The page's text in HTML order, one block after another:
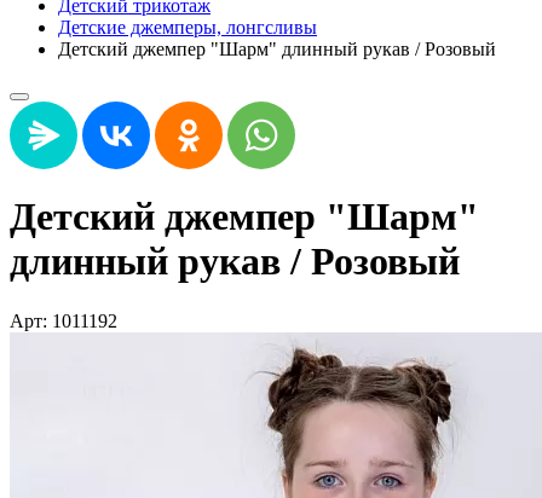
Детский трикотаж
Детские джемперы, лонгсливы
Детский джемпер "Шарм" длинный рукав / Розовый
Детский джемпер "Шарм"
длинный рукав / Розовый
Арт: 1011192